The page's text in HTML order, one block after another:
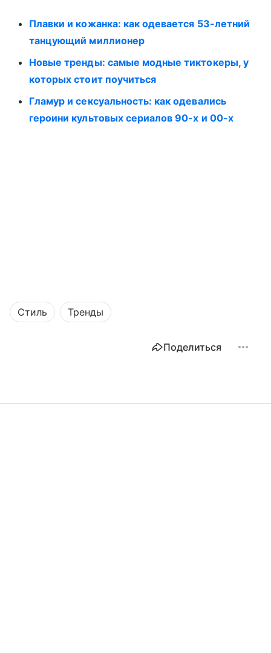
Плавки и кожанка: как одевается 53-летний
танцующий миллионер
Новые тренды: самые модные тиктокеры, у
которых стоит поучиться
Гламур и сексуальность: как одевались
героини культовых сериалов 90-х и 00-х
Стиль Тренды
Поделиться